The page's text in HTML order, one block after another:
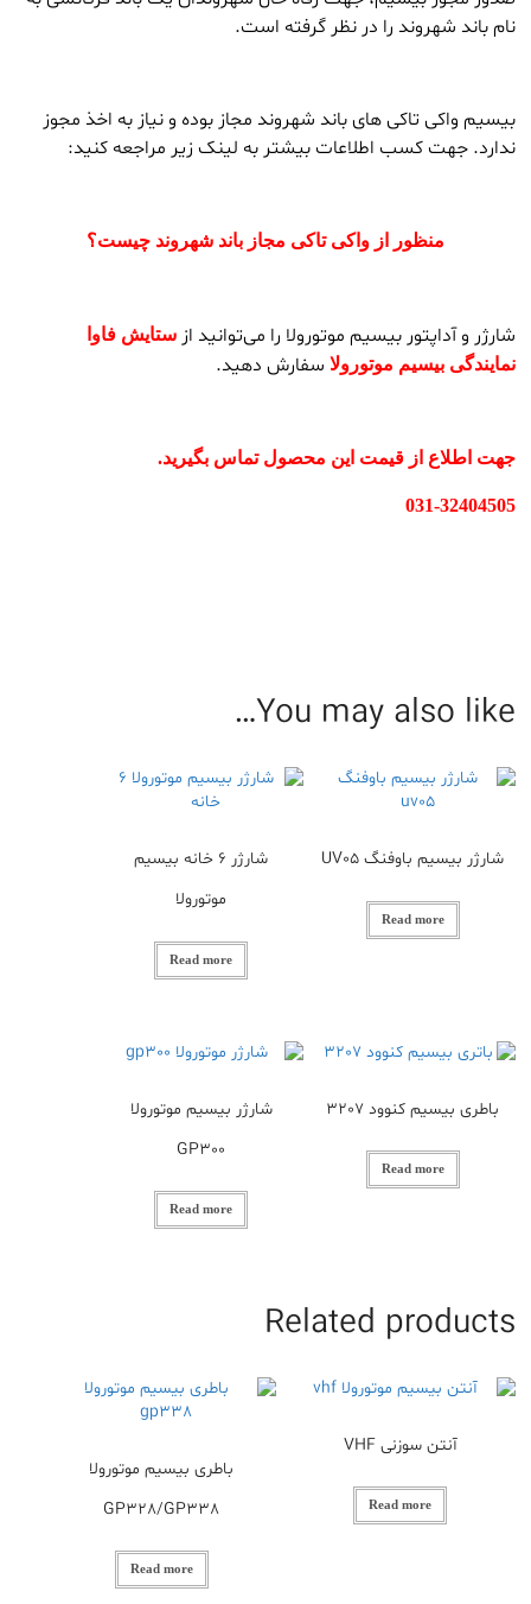
نام باند شهروند را در نظر گرفته است.
بیسیم واکی تاکی های باند شهروند مجاز بوده و نیاز به اخذ مجوز
ندارد. جهت کسب اطلاعات بیشتر به لینک زیر مراجعه کنید:
منظور از واکی تاکی مجاز باند شهروند چیست؟
شارژر و آداپتور بیسیم موتورولا را می‌توانید از ستایش فاوا
نمایندگی بیسیم موتورولا سفارش دهید.
جهت اطلاع از قیمت این محصول تماس بگیرید.
031-32404505
You may also like…
شارژر بیسیم باوفنگ UV05
Read more
شارژر 6 خانه بیسیم
موتورولا
Read more
باطری بیسیم کنوود 3207
Read more
شارژر بیسیم موتورولا
GP300
Read more
Related products
آنتن سوزنی VHF
Read more
باطری بیسیم موتورولا
GP328/GP338
Read more